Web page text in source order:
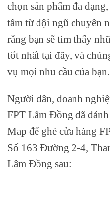
chọn sản phẩm đa
tâm từ đội ngũ chuyên
rằng bạn sẽ tìm thấy
tốt nhất tại đây, và
vụ mọi nhu cầu của bạn.
Người dân, doanh
FPT Lâm Đồng đã
Map để ghé cửa hàng
Số 163 Đường 2-4,
Lâm Đồng sau: